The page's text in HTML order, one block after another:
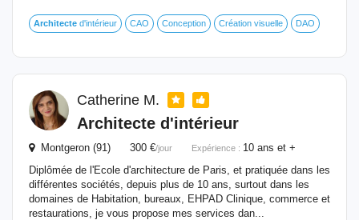
Architecte d'intérieur CAO Conception Création visuelle DAO
Catherine M.
Architecte d'intérieur
Montgeron (91) 300 €/jour Expérience : 10 ans et +
Diplômée de l'Ecole d'architecture de Paris, et pratiquée dans les
différentes sociétés, depuis plus de 10 ans, surtout dans les
domaines de Habitation, bureaux, EHPAD Clinique, commerce et
restaurations, je vous propose mes services dan...